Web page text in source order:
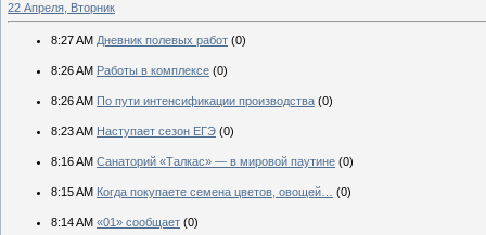
22 Апреля, Вторник
8:27 AM Дневник полевых работ (0)
8:26 AM Работы в комплексе (0)
8:26 AM По пути интенсификации производства (0)
8:23 AM Наступает сезон ЕГЭ (0)
8:16 AM Санаторий «Талкас» — в мировой паутине (0)
8:15 AM Когда покупаете семена цветов, овощей… (0)
8:14 AM «01» сообщает (0)